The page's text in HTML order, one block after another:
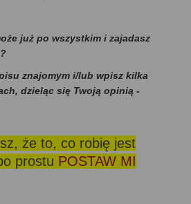
już po wszystkim i zajadasz
znajomym i/lub wpisz kilka
dzieląc się Twoją opinią -
że to, co robię jest
prostu POSTAW MI